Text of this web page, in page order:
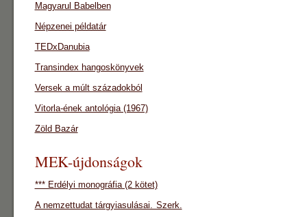
Magyarul Babelben
Népzenei példatár
TEDxDanubia
Transindex hangoskönyvek
Versek a múlt századokból
Vitorla-ének antológia (1967)
Zöld Bazár
MEK-újdonságok
*** Erdélyi monográfia (2 kötet)
A nemzettudat tárgyiasulásai. Szerk.